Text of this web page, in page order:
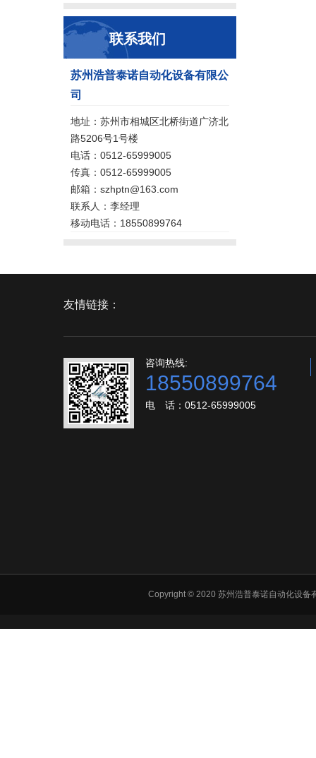
联系我们
苏州浩普泰诺自动化设备有限公
司
地址：苏州市相城区北桥街道广济北
路5206号1号楼
电话：0512-65999005
传真：0512-65999005
邮箱：szhptn@163.com
联系人：李经理
移动电话：18550899764
友情链接：
咨询热线:
18550899764
电 话：0512-65999005
Copyright © 2020 苏州浩普泰诺自动化设